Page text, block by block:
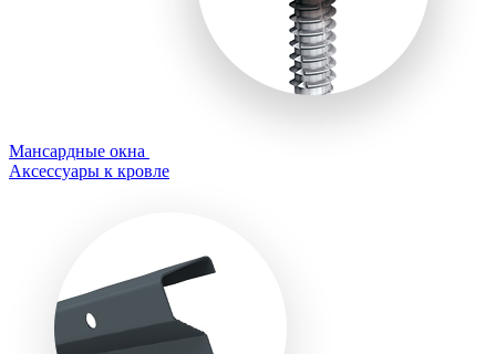
Мансардные окна
Аксессуары к кровле